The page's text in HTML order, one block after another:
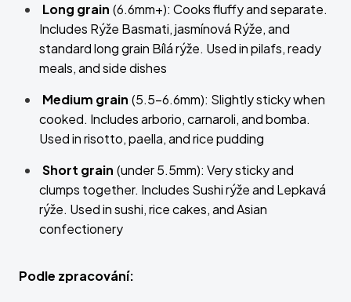
Long grain (6.6mm+): Cooks fluffy and separate.
Includes Rýže Basmati, jasmínová Rýže, and
standard long grain Bílá rýže. Used in pilafs, ready
meals, and side dishes
Medium grain (5.5-6.6mm): Slightly sticky when
cooked. Includes arborio, carnaroli, and bomba.
Used in risotto, paella, and rice pudding
Short grain (under 5.5mm): Very sticky and
clumps together. Includes Sushi rýže and Lepkavá
rýže. Used in sushi, rice cakes, and Asian
confectionery
Podle zpracování: